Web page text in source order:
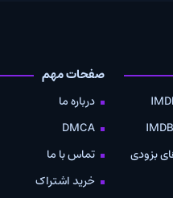
مهم
درباره ما
DMCA
تماس با ما